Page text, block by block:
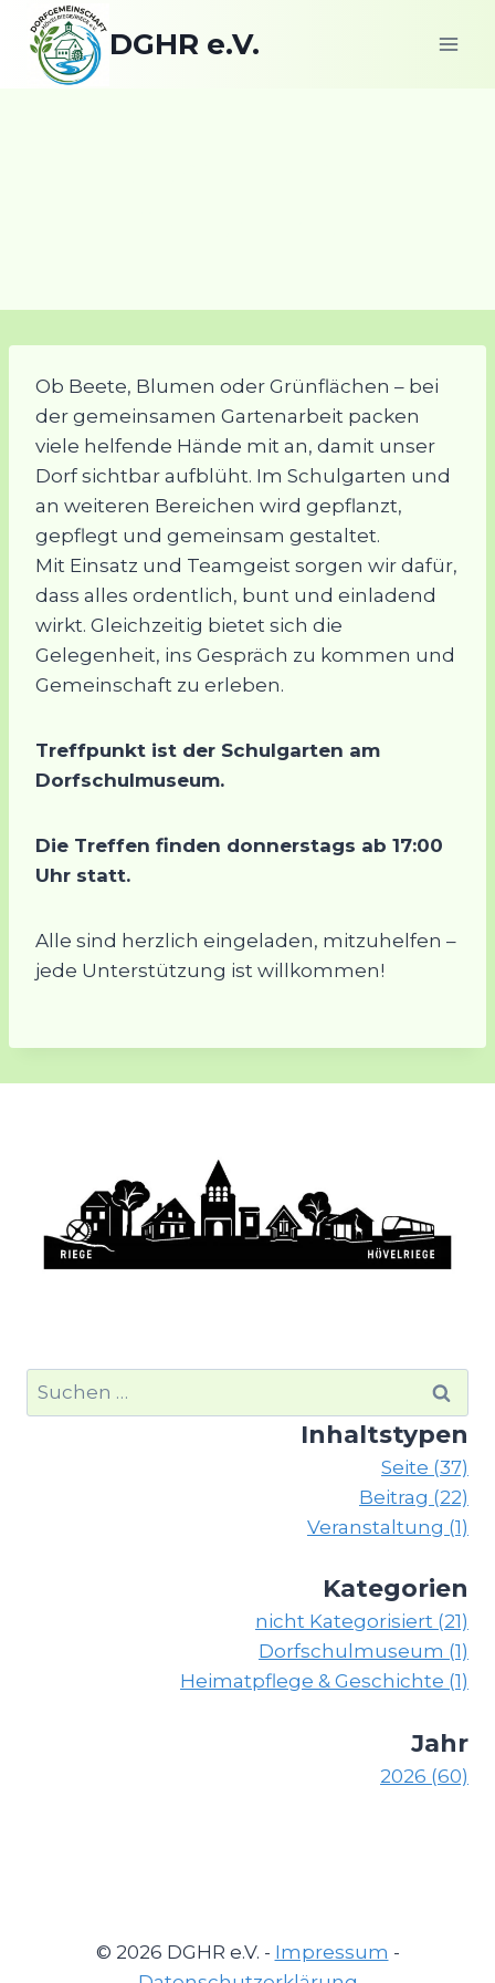
Zum
Inhalt
springen
DGHR e.V.
Ob Beete, Blumen oder Grünflächen – bei
der gemeinsamen Gartenarbeit packen
viele helfende Hände mit an, damit unser
Dorf sichtbar aufblüht. Im Schulgarten und
an weiteren Bereichen wird gepflanzt,
gepflegt und gemeinsam gestaltet.
Mit Einsatz und Teamgeist sorgen wir dafür,
dass alles ordentlich, bunt und einladend
wirkt. Gleichzeitig bietet sich die
Gelegenheit, ins Gespräch zu kommen und
Gemeinschaft zu erleben.
Treffpunkt ist der Schulgarten am
Dorfschulmuseum.
Die Treffen finden donnerstags ab 17:00
Uhr statt.
Alle sind herzlich eingeladen, mitzuhelfen –
jede Unterstützung ist willkommen!
Suchen
nach:
Inhaltstypen
Seite (37)
Beitrag (22)
Veranstaltung (1)
Kategorien
nicht Kategorisiert (21)
Dorfschulmuseum (1)
Heimatpflege & Geschichte (1)
Jahr
2026 (60)
© 2026 DGHR e.V. - Impressum -